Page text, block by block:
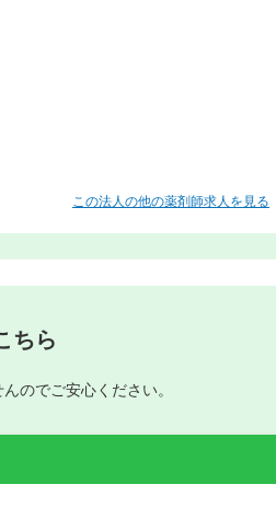
この法人の他の薬剤師求人を見る
ちら
のでご安心ください。